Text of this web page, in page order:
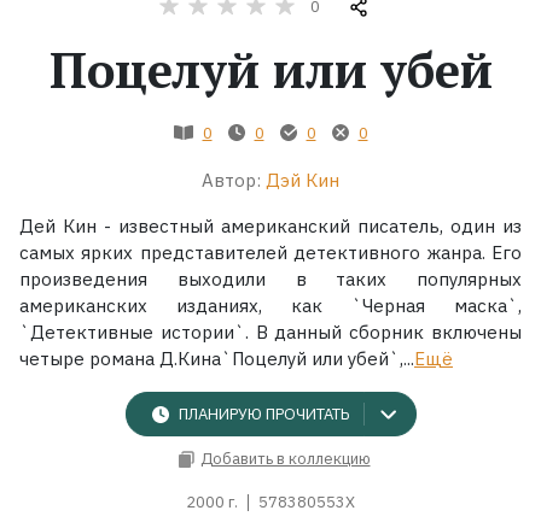
Жанры
Коллекции
0
Поцелуй или убей
0 0 0 0
Автор: Дэй Кин
Дей Кин - известный американский писатель, один из
самых ярких представителей детективного жанра. Его
произведения выходили в таких популярных
американских изданиях, как `Черная маска`,
`Детективные истории`. В данный сборник включены
четыре романа Д.Кина`Поцелуй или убей`,...Ещё
ПЛАНИРУЮ ПРОЧИТАТЬ
Добавить в коллекцию
2000 г. 578380553X